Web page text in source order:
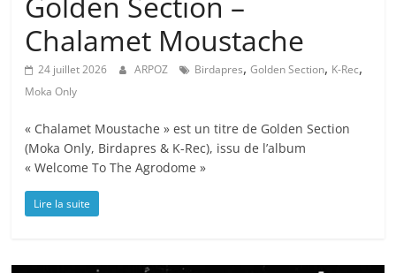
Chalamet Moustache
24 juillet 2026 ARPOZ Birdapres,Golden Section, K-Rec,
Moka Only
« Chalamet Moustache » est un titre de Golden Section
(Moka Only, Birdapres & K-Rec), issu de l’album
« Welcome To The Agrodome »
Lire la suite